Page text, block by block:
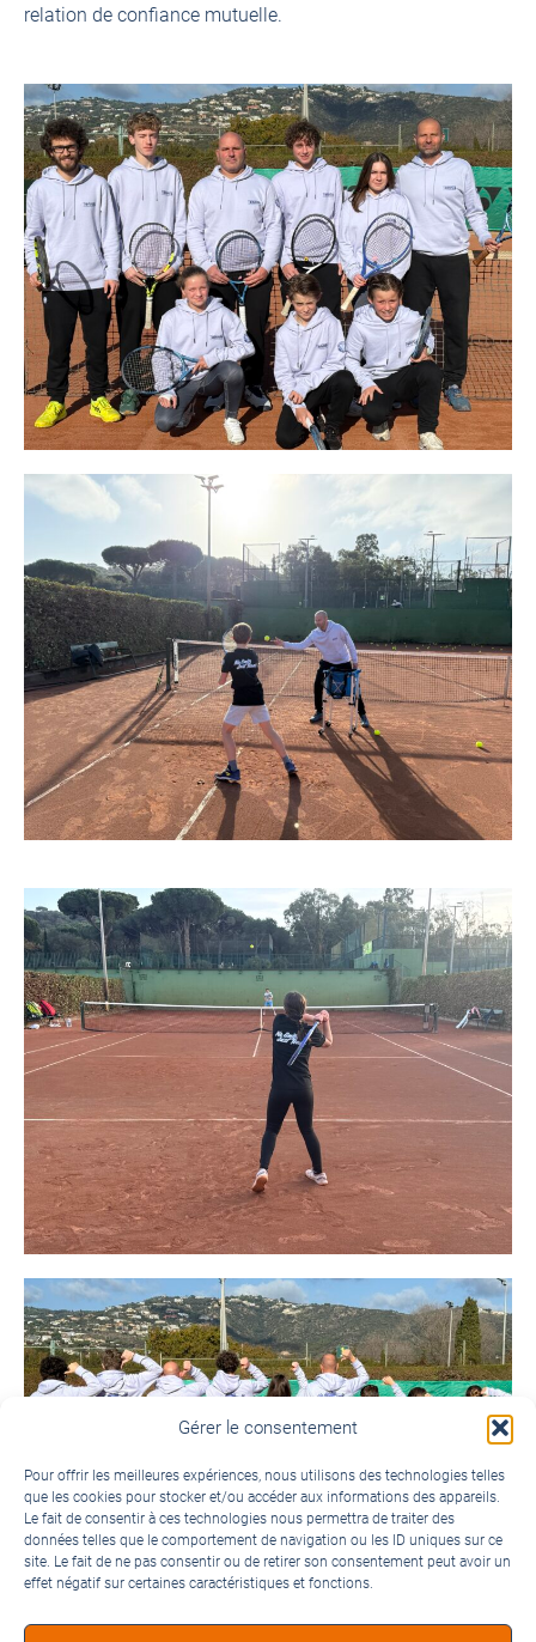
Gérer le consentement
Pour offrir les meilleures expériences, nous utilisons des technologies telles
que les cookies pour stocker et/ou accéder aux informations des appareils.
Le fait de consentir à ces technologies nous permettra de traiter des
données telles que le comportement de navigation ou les ID uniques sur ce
site. Le fait de ne pas consentir ou de retirer son consentement peut avoir un
effet négatif sur certaines caractéristiques et fonctions.
relation de confiance mutuelle.